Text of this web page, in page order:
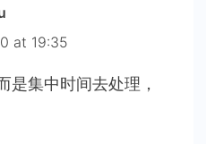
at 19:35
是集中时间去处理，